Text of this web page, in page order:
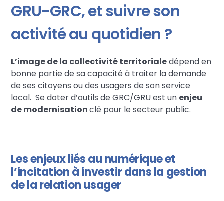
GRU-GRC, et suivre son
activité au quotidien ?
L’image de la collectivité territorialedépend en
bonne partie de sa capacité à traiter la demande
de ses citoyens ou des usagers de son service
local. Se doter d’outils de GRC/GRU est un enjeu
de modernisationclé pour le secteur public.
Les enjeux liés au numérique et
l’incitation à investir dans la gestion
de la relation usager